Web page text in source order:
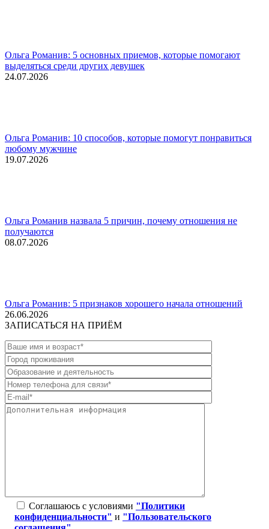
Ольга Романив: 5 основных приемов, которые помогают
выделяться среди других девушек
24.07.2026
Ольга Романив: 10 способов, которые помогут понравиться
любому мужчине
19.07.2026
Ольга Романив назвала 5 причин, почему отношения не
получаются
08.07.2026
Ольга Романив: 5 признаков хорошего начала отношений
26.06.2026
ЗАПИСАТЬСЯ НА ПРИЁМ
Соглашаюсь с условиями "Политики
конфиденциальности" и "Пользовательского